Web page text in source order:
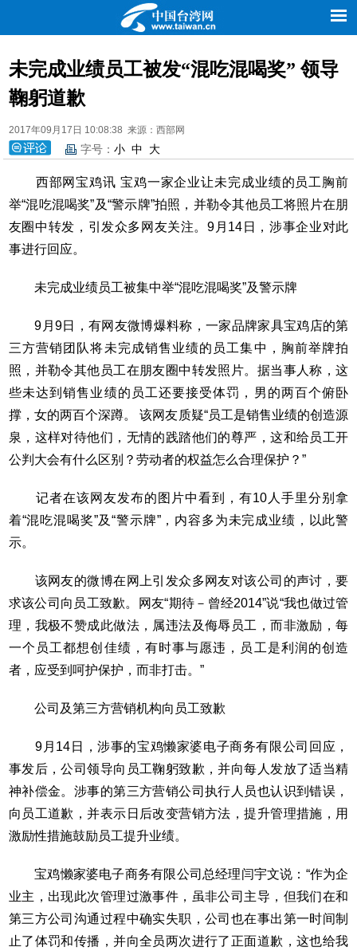
图库
未完成业绩员工被发“混吃混喝奖” 领导
鞠躬道歉
2017年09月17日 10:08:38 来源：西部网
字号： 小 中 大
西部网宝鸡讯 宝鸡一家企业让未完成业绩的员工胸前
举“混吃混喝奖”及“警示牌”拍照，并勒令其他员工将照片在朋
友圈中转发，引发众多网友关注。9月14日，涉事企业对此
事进行回应。
未完成业绩员工被集中举“混吃混喝奖”及警示牌
9月9日，有网友微博爆料称，一家品牌家具宝鸡店的第
三方营销团队将未完成销售业绩的员工集中，胸前举牌拍
照，并勒令其他员工在朋友圈中转发照片。据当事人称，这
些未达到销售业绩的员工还要接受体罚，男的两百个俯卧
撑，女的两百个深蹲。 该网友质疑“员工是销售业绩的创造源
泉，这样对待他们，无情的践踏他们的尊严，这和给员工开
公判大会有什么区别？劳动者的权益怎么合理保护？”
记者在该网友发布的图片中看到，有10人手里分别拿
着“混吃混喝奖”及“警示牌”，内容多为未完成业绩，以此警
示。
该网友的微博在网上引发众多网友对该公司的声讨，要
求该公司向员工致歉。网友“期待－曾经2014”说“我也做过管
理，我极不赞成此做法，属违法及侮辱员工，而非激励，每
一个员工都想创佳绩，有时事与愿违，员工是利润的创造
者，应受到呵护保护，而非打击。”
公司及第三方营销机构向员工致歉
9月14日，涉事的宝鸡懒家婆电子商务有限公司回应，
事发后，公司领导向员工鞠躬致歉，并向每人发放了适当精
神补偿金。涉事的第三方营销公司执行人员也认识到错误，
向员工道歉，并表示日后改变营销方法，提升管理措施，用
激励性措施鼓励员工提升业绩。
宝鸡懒家婆电子商务有限公司总经理闫宇文说：“作为企
业主，出现此次管理过激事件，虽非公司主导，但我们在和
第三方公司沟通过程中确实失职，公司也在事出第一时间制
止了体罚和传播，并向全员两次进行了正面道歉，这也给我